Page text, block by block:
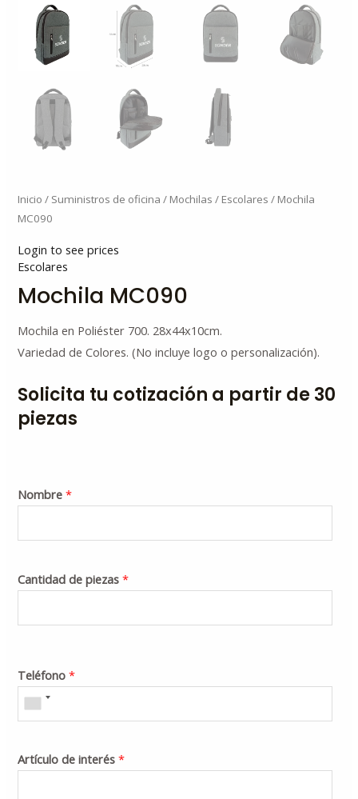
Inicio / Suministros de oficina / Mochilas / Escolares / Mochila
MC090
Login to see prices
Escolares
Mochila MC090
Mochila en Poliéster 700. 28x44x10cm.
Variedad de Colores. (No incluye logo o personalización).
Solicita tu cotización a partir de 30
piezas
Nombre*
Cantidad de piezas*
Teléfono*
Artículo de interés*